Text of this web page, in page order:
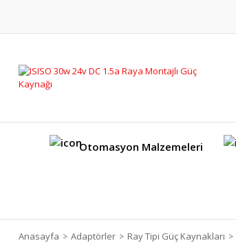
Otomasyon Malzemeleri
Anasayfa Adaptörler Ray Tipi Güç Kaynakları